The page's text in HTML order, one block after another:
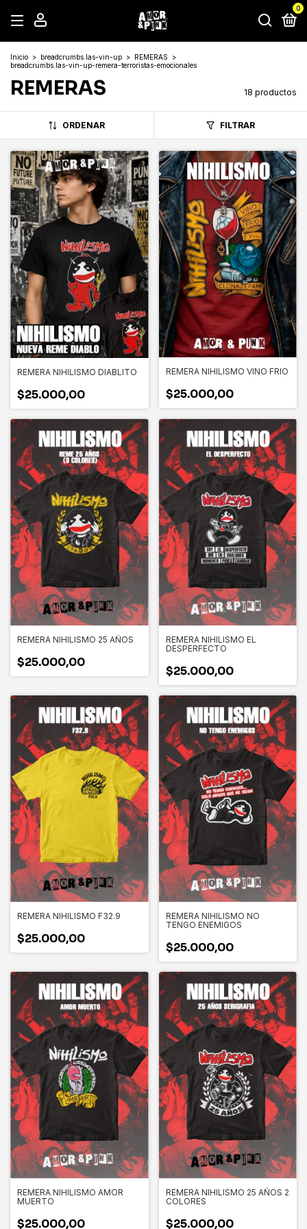
0
Inicio > breadcrumbs.las-vin-up > REMERAS
>
breadcrumbs.las-vin-up-remera-terroristas-emocionales
REMERAS 18 productos
ORDENAR FILTRAR
REMERA NIHILISMO DIABLITO
$25.000,00
REMERA NIHILISMO VINO FRIO
$25.000,00
REMERA NIHILISMO 25 AÑOS
$25.000,00
REMERA NIHILISMO EL
DESPERFECTO
$25.000,00
REMERA NIHILISMO F32.9
$25.000,00
REMERA NIHILISMO NO
TENGO ENEMIGOS
$25.000,00
REMERA NIHILISMO AMOR
MUERTO
$25.000,00
REMERA NIHILISMO 25 AÑOS 2
COLORES
$25.000,00